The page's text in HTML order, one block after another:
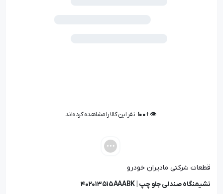
👁️ +
100 نفر این کالا را مشاهده کرده‌اند
قطعات شرکتی مادیران خودرو
نشیمنگاه صندلی جلو چپ | 402013515AAABK